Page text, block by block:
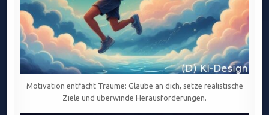
Motivation entfacht Träume: Glaube an dich, setze realistische
Ziele und überwinde Herausforderungen.